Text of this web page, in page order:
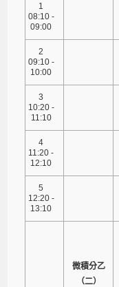
1
08:10 -
09:00
2
09:10 -
10:00
3
10:20 -
11:10
4
11:20 -
12:10
5
12:20 -
13:10
微積分乙
（二）